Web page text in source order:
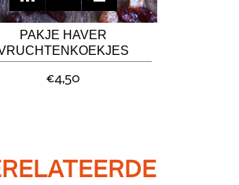
PAKJE HAVER
€4,50